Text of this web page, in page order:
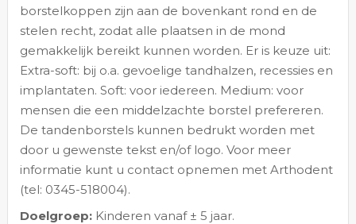
borstelkoppen zijn aan de bovenkant rond en de
stelen recht, zodat alle plaatsen in de mond
gemakkelijk bereikt kunnen worden. Er is keuze uit:
Extra-soft: bij o.a. gevoelige tandhalzen, recessies en
implantaten. Soft: voor iedereen. Medium: voor
mensen die een middelzachte borstel prefereren.
De tandenborstels kunnen bedrukt worden met
door u gewenste tekst en/of logo. Voor meer
informatie kunt u contact opnemen met Arthodent
(tel: 0345-518004).
Doelgroep:Kinderen vanaf ± 5 jaar.